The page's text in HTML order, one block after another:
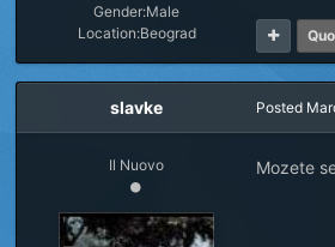
Gender:Male
Location:Beograd
slavke
Il Nuovo
Posted
Mozete